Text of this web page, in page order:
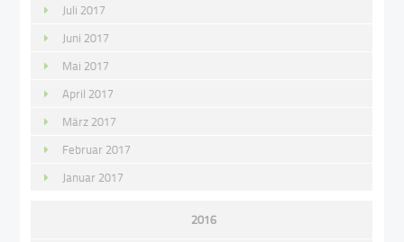
Juli 2017
Juni 2017
Mai 2017
April 2017
März 2017
Februar 2017
Januar 2017
2016